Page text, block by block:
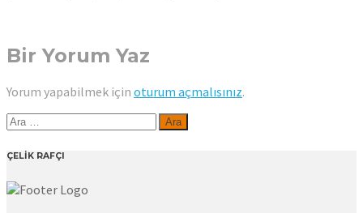
Bir Yorum Yaz
Yorum yapabilmek için oturum açmalısınız.
Arama:
ÇELİK RAFÇI